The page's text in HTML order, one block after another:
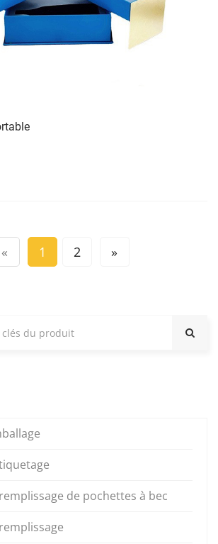
« 1 2 »
de pochettes à bec